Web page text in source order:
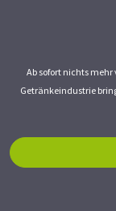
Ab sofort nichts
Getränkeindustrie